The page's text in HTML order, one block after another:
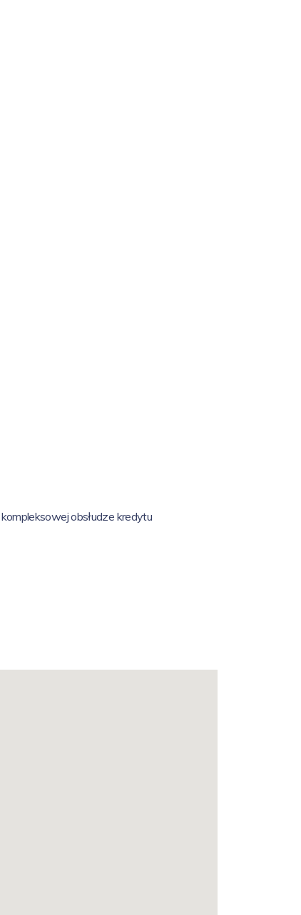
obsłudze kredytu